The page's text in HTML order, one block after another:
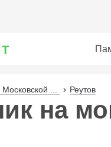
... Реутов
на